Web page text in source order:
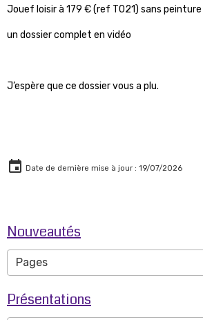
Jouef loisir à 179 € (ref T021) sans peinture
un dossier complet en vidéo
J’espère que ce dossier vous a plu.
Date de dernière mise à jour : 19/07/2026
Nouveautés
Présentations